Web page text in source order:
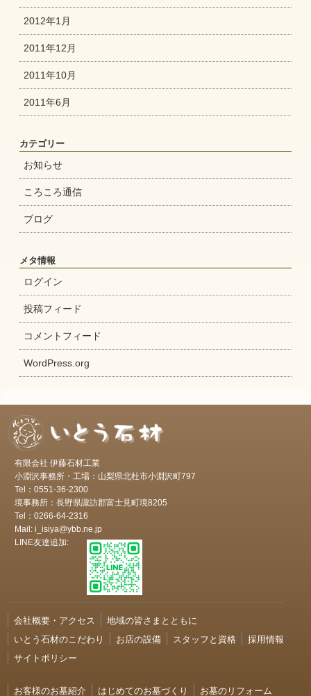
2012年1月
2011年12月
2011年10月
2011年6月
カテゴリー
お知らせ
ころころ通信
ブログ
メタ情報
ログイン
投稿フィード
コメントフィード
WordPress.org
有限会社 伊藤石材工業
小淵沢事務所・工場：山梨県北杜市小淵沢町797
Tel：0551-36-2300
境事務所：長野県諏訪郡富士見町境8205
Tel：0266-64-2316
Mail: i_isiya@ybb.ne.jp
LINE友達追加:
会社概要・アクセス
地域の皆さまとともに
いとう石材のこだわり
お店の設備 スタッフと資格
採用情報
サイトポリシー
お客様のお墓紹介 はじめてのお墓づくり お墓のリフォーム